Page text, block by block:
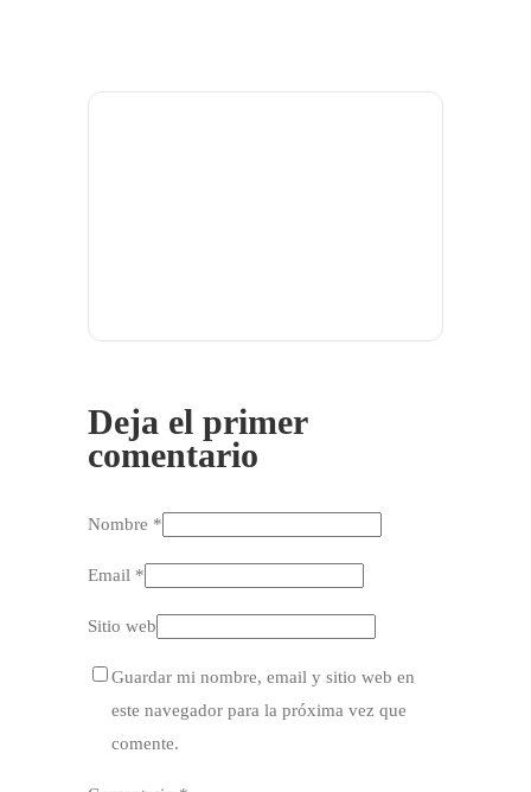
Deja el primer
comentario
Nombre *
Email *
Sitio web
Guardar mi nombre, email y sitio web en
este navegador para la próxima vez que
comente.